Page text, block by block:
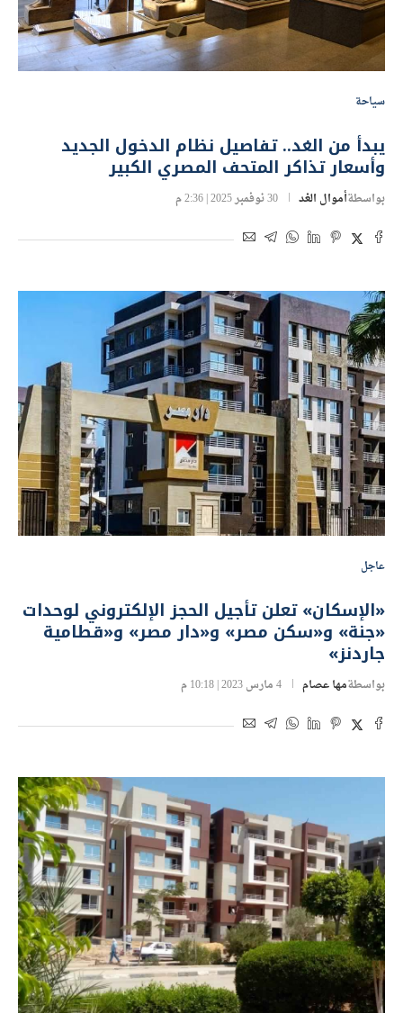
سياحة
يبدأ من الغد.. تفاصيل نظام الدخول الجديد
وأسعار تذاكر المتحف المصري الكبير
بواسطةأموال الغد 30 نوفمبر 2025 | 2:36 م
عاجل
«الإسكان» تعلن تأجيل الحجز الإلكتروني لوحدات
«جنة» و«سكن مصر» و«دار مصر» و«قطامية
جاردنز»
بواسطةمها عصام 4 مارس 2023 | 10:18 م